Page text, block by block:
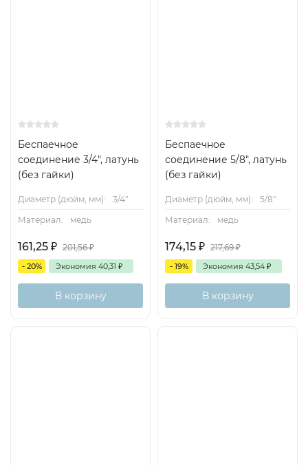
Беспаечное
соединение 3/4", латунь
(без гайки)
Диаметр (дюйм, мм):
3/4"
Материал:
медь
161,25 ₽ 201,56₽
- 20% Экономия 40,31 ₽
В корзину
Беспаечное
соединение 5/8", латунь
(без гайки)
Диаметр (дюйм, мм):
5/8"
Материал:
медь
174,15 ₽ 217,69₽
- 19% Экономия 43,54 ₽
В корзину